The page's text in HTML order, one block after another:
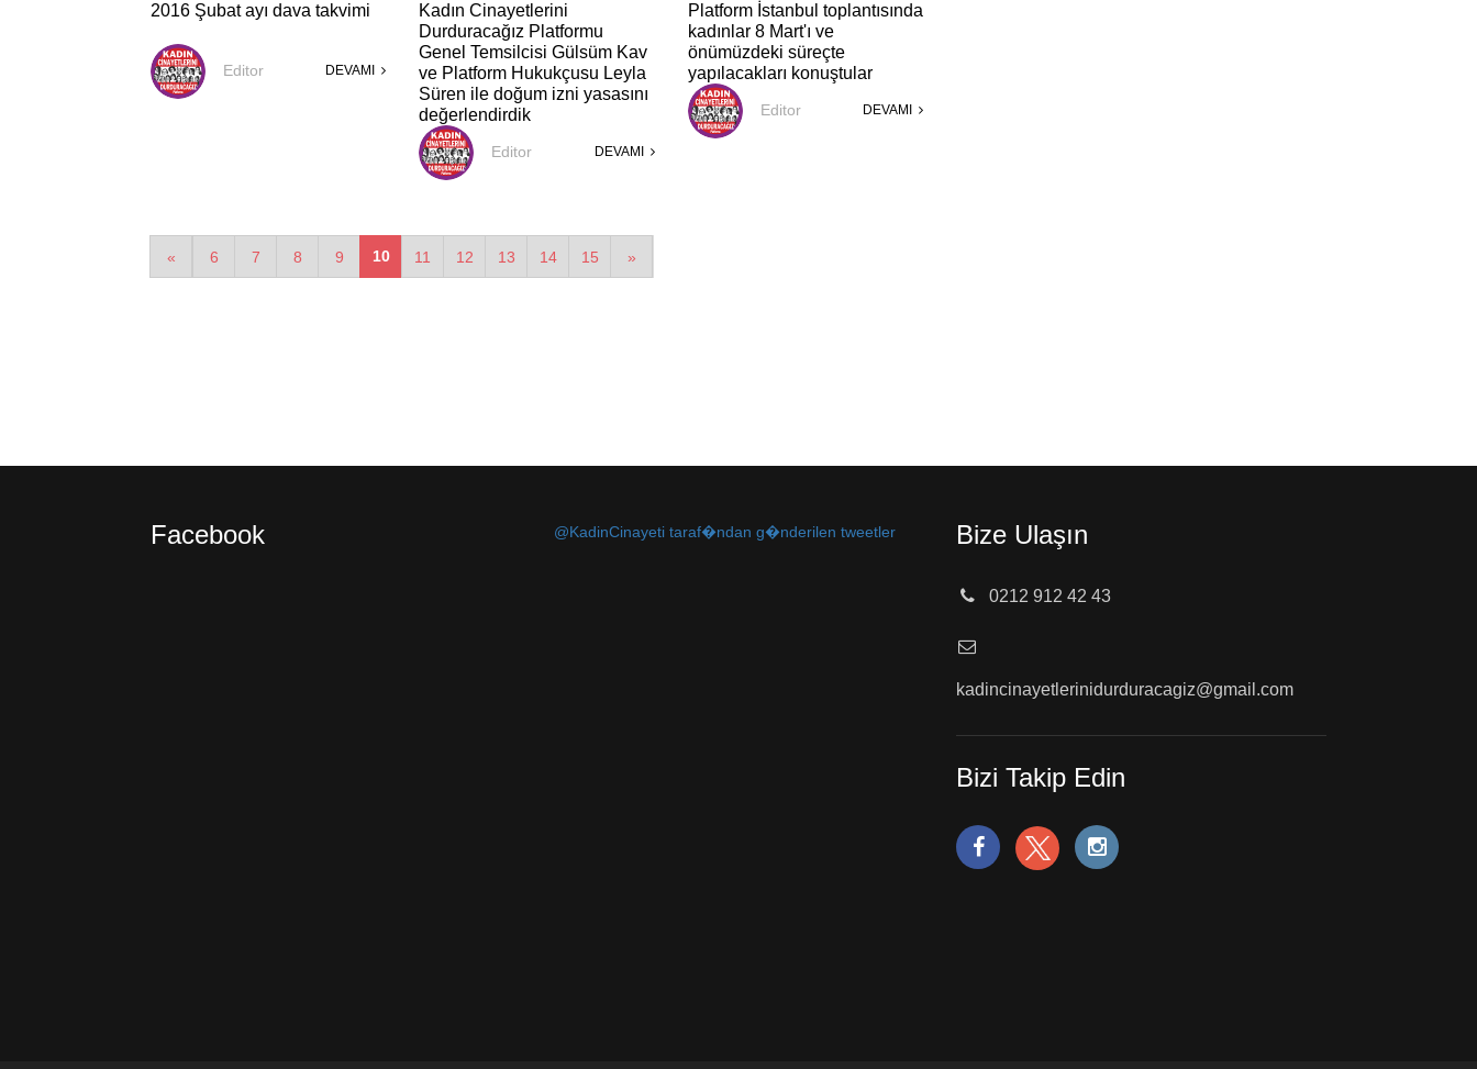
2016 Şubat ayı dava takvimi
Editor DEVAMI
Kadın Cinayetlerini
Durduracağız Platformu
Genel Temsilcisi Gülsüm Kav
ve Platform Hukukçusu Leyla
Süren ile doğum izni yasasını
değerlendirdik
Editor DEVAMI
Platform İstanbul toplantısında
kadınlar 8 Mart'ı ve
önümüzdeki süreçte
yapılacakları konuştular
Editor DEVAMI
« 6 7 8 9 10 11 12 13 14 15 »
Facebook @KadinCinayeti taraf�ndan g�nderilen tweetler Bize Ulaşın
0212 912 42 43
kadincinayetlerinidurduracagiz@gmail.com
Bizi Takip Edin